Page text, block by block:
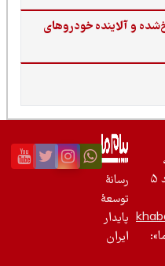
آلاینده خودروهای
رسانۀ
توسعۀ
پایدار
ایران